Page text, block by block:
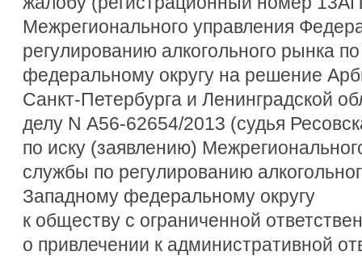
Межрегионального управления
регулированию алкогольного рынка
федеральному округу на решение
Санкт-Петербурга и Ленинградской
делу N А56-62654/2013 (судья
по иску (заявлению)
службы по регулированию
Западному федеральному округу
к обществу с ограниченной
о привлечении к административной